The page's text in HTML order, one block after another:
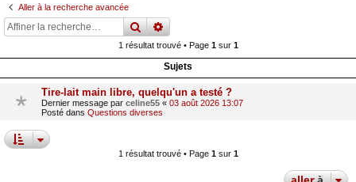
Aller à la recherche avancée
rechercher
recherche
1 résultat trouvé • Page 1sur 1
Sujets
Tire-lait main libre, quelqu'un a testé ?
Dernier message par celine55 « 03 août 2026 13:07
Posté dans Questions diverses
1 résultat trouvé • Page 1sur 1